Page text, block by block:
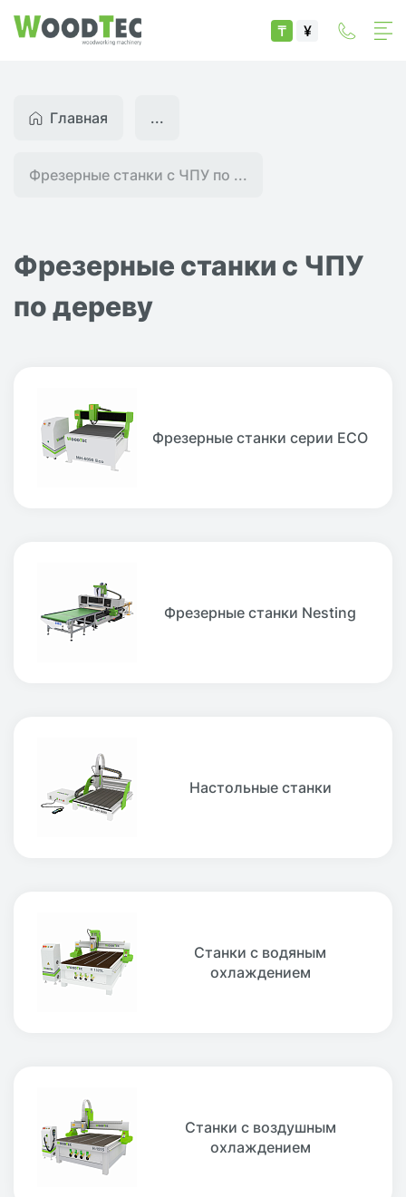
₸ ¥
Главная
Фрезерные станки с ЧПУ по ...
...
Фрезерные станки с ЧПУ
по дереву
Фрезерные станки серии ECO
Фрезерные станки Nesting
Настольные станки
Станки с водяным
охлаждением
Станки с воздушным
охлаждением